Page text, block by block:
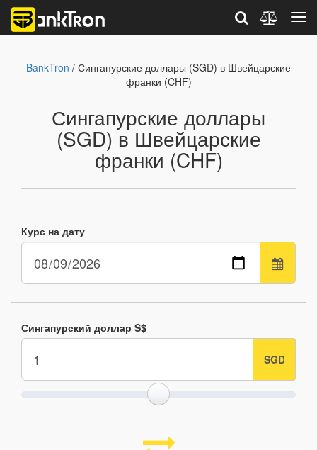
BankTron / Сингапурские доллары (SGD) в Швейцарские
франки (CHF)
Сингапурские доллары
(SGD) в Швейцарские
франки (CHF)
Курс на дату
Сингапурский доллар S$